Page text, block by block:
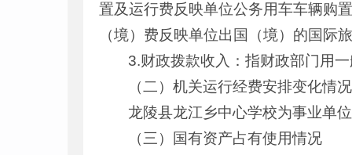
置及运行费反映单位公务用车车辆购
（境）费反映单位出国（境）的国际
3.财政拨款收入：指财政部门用
（二）机关运行经费安排变化情
龙陵县龙江乡中心学校为事业单
（三）国有资产占有使用情况